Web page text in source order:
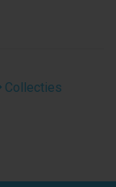
Collecties